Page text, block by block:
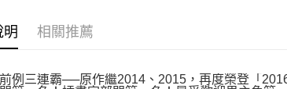
明 相關推薦
例三連霸──原作繼2014、2015，再度榮登「